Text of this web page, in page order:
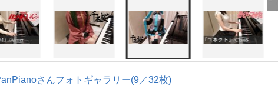
さんフォトギャラリー(9／32枚)